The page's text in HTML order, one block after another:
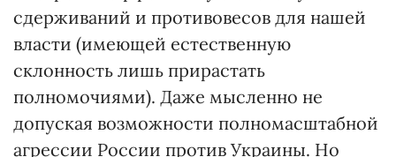
сдерживаний и противовесов для нашей
власти (имеющей естественную
склонность лишь прирастать
полномочиями). Даже мысленно не
допуская возможности полномасштабной
агрессии России против Украины. Но